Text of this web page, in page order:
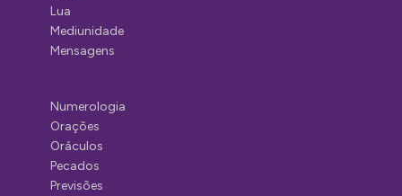
Lua
Mediunidade
Mensagens
Numerologia
Orações
Oráculos
Pecados
Previsões